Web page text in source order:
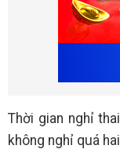
Thời gian nghỉ
không nghỉ quá